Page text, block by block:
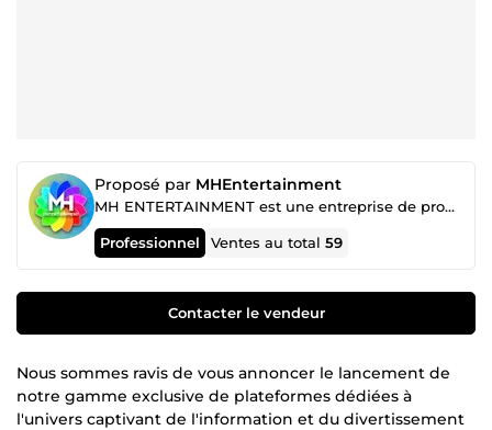
Proposé par MHEntertainment
MH ENTERTAINMENT est une entreprise de promotion marketing
Professionnel Ventes au total59
Contacter le vendeur
Nous sommes ravis de vous annoncer le lancement de
notre gamme exclusive de plateformes dédiées à
l'univers captivant de l'information et du divertissement